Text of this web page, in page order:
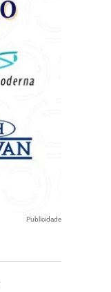
Publicidade